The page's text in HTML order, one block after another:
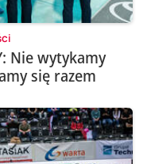
Nie wytykamy
się razem